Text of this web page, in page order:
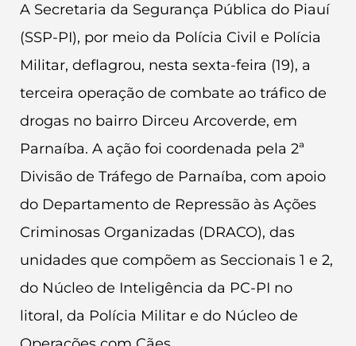
A Secretaria da Segurança Pública do Piauí
(SSP-PI), por meio da Polícia Civil e Polícia
Militar, deflagrou, nesta sexta-feira (19), a
terceira operação de combate ao tráfico de
drogas no bairro Dirceu Arcoverde, em
Parnaíba. A ação foi coordenada pela 2ª
Divisão de Tráfego de Parnaíba, com apoio
do Departamento de Repressão às Ações
Criminosas Organizadas (DRACO), das
unidades que compõem as Seccionais 1 e 2,
do Núcleo de Inteligência da PC-PI no
litoral, da Polícia Militar e do Núcleo de